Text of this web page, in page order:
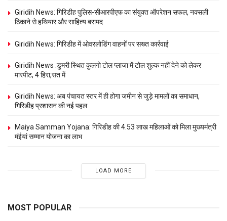
Giridih News: गिरिडीह पुलिस-सीआरपीएफ का संयुक्त ऑपरेशन सफल, नक्सली
ठिकाने से हथियार और साहित्य बरामद
Giridih News: गिरिडीह में ओवरलोडिंग वाहनों पर सख्त कार्रवाई
Giridih News :डुमरी स्थित कुलगो टोल प्लाजा में टोल शुल्क नहीं देने को लेकर
मारपीट, 4 हिरा,सत में
Giridih News: अब पंचायत स्तर में ही होगा जमीन से जुड़े मामलों का समाधान,
गिरिडीह प्रशासन की नई पहल
Maiya Samman Yojana: गिरिडीह की 4.53 लाख महिलाओं को मिला मुख्यमंत्री
मंईयां सम्मान योजना का लाभ
LOAD MORE
MOST POPULAR